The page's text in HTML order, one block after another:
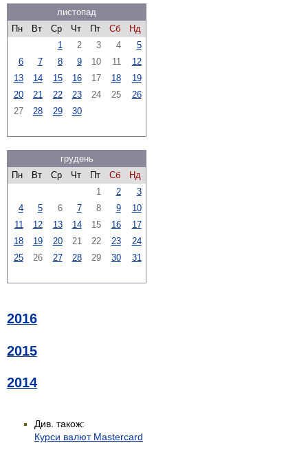
листопад
Пн
Вт Ср Чт Пт Сб
Нд
1
2 3 4
5
6
7 8 9 10 11
12
13
14 15 16 17 18
19
20
21 22 23 24 25
26
27
28 29 30
грудень
Пн
Вт Ср Чт Пт Сб
Нд
1
2
3
4
5 6 7 8 9
10
11
12 13 14 15 16
17
18
19 20 21 22 23
24
25
26 27 28 29 30 31
2016
2015
2014
Див. також:
Курси валют Mastercard